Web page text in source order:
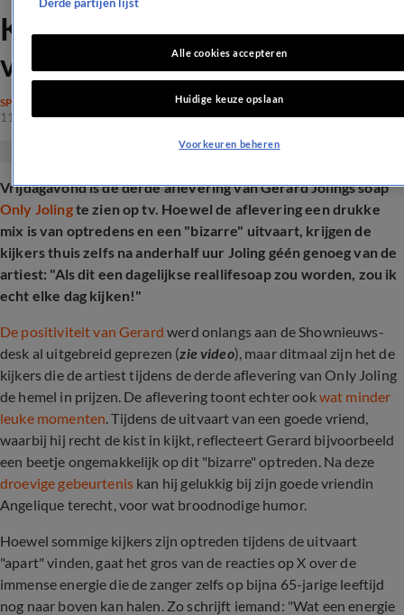
Kijkers krijgen geen genoeg
van Only Joling
SPRAAKMAKEND
11 apr 2025, 21:25
Vrijdagavond is de derde aflevering van Gerard Jolings soap
Only Jolingte zien op tv. Hoewel de aflevering een drukke
mix is van optredens en een "bizarre" uitvaart, krijgen de
kijkers thuis zelfs na anderhalf uur Joling géén genoeg van de
artiest: "Als dit een dagelijkse reallifesoap zou worden, zou ik
echt elke dag kijken!"
De positiviteit van Gerardwerd onlangs aan de Shownieuws-
desk al uitgebreid geprezen (zie video), maar ditmaal zijn het de
kijkers die de artiest tijdens de derde aflevering van Only Joling
de hemel in prijzen. De aflevering toont echter ookwat minder
leuke momenten. Tijdens de uitvaart van een goede vriend,
waarbij hij recht de kist in kijkt, reflecteert Gerard bijvoorbeeld
een beetje ongemakkelijk op dit "bizarre" optreden. Na deze
droevige gebeurtenis kan hij gelukkig bij zijn goede vriendin
Angelique terecht, voor wat broodnodige humor.
Hoewel sommige kijkers zijn optreden tijdens de uitvaart
"apart" vinden, gaat het gros van de reacties op X over de
immense energie die de zanger zelfs op bijna 65-jarige leeftijd
nog naar boven kan halen. Zo schrijft iemand: "Wat een energie
Derde partijen lijst
Alle cookies accepteren
Huidige keuze opslaan
Voorkeuren beheren